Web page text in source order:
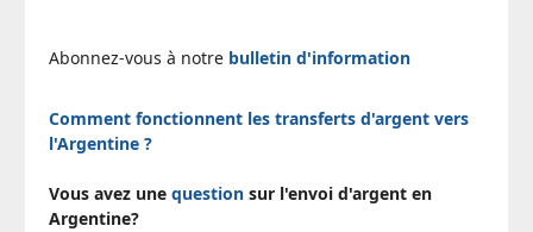
Abonnez-vous à notre bulletin d'information
Comment fonctionnent les transferts d'argent vers
l'Argentine ?
Vous avez une question sur l'envoi d'argent en
Argentine?